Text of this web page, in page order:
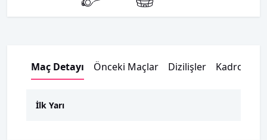
Maç Detayı Önceki Maçlar Dizilişler Kadrolar
İlk Yarı